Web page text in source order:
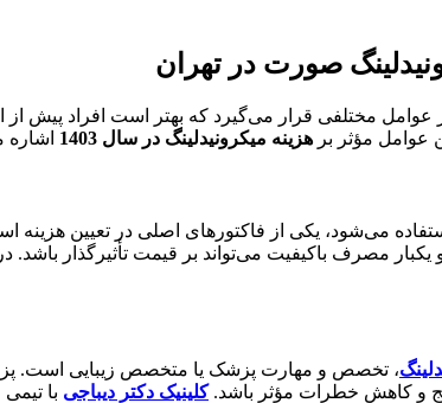
صورت در تهران
عوامل مختلفی قرار می‌گیرد که بهتر است افراد پیش از
عوامل مؤثر بر هزینه میکرونیدلینگ در سال 1403 اشاره
می‌شود، یکی از فاکتورهای اصلی در تعیین هزینه
مصرف باکیفیت می‌تواند بر قیمت تأثیرگذار باشد.
، تخصص و مهارت پزشک یا متخصص زیبایی است.
و کاهش خطرات مؤثر باشد.کلینیک دکتر دیباجی با